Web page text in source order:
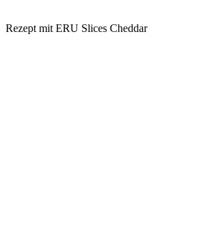
Rezept mit ERU Slices Cheddar